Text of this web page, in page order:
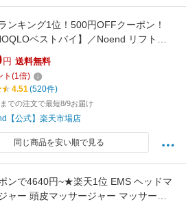
ンキング1位！500円OFFクーポン！
ベストバイ】／Noend リフトヘ
軽量226g ヘッドマッサージャー 防水
ップ 頭皮ケア リラックス ヘッドスパ
ジ器 エイジングケア ほうれい線 しわ
頭痛改善 メーカー純正品 ブラシ
円 送料無料
ト (1倍)
4.51(520件)
での注文で最短8/9お届け
【公式】楽天市場店
同じ商品を安い順で見る
ンで4640円~★楽天1位 EMS ヘッドマ
ャー 頭皮マッサージャー マッサージ